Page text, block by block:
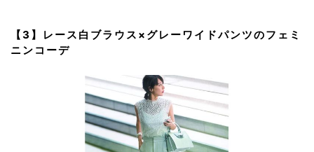
【3】レース白ブラウス×グレーワイドパンツのフェミ
ニンコーデ